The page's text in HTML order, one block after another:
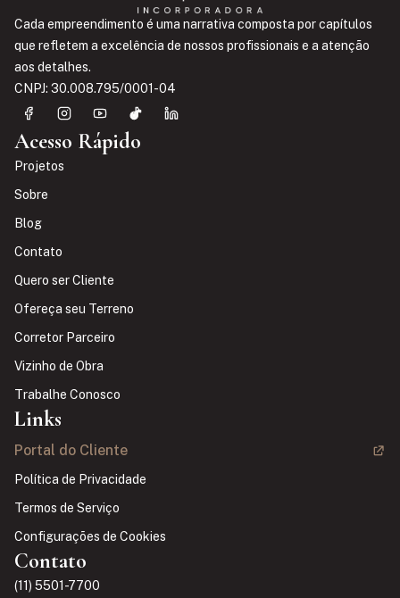
Cada empreendimento é uma narrativa composta por capítulos
que refletem a excelência de nossos profissionais e a atenção
aos detalhes.
CNPJ: 30.008.795/0001-04
Acesso Rápido
Projetos
Sobre
Blog
Contato
Quero ser Cliente
Ofereça seu Terreno
Corretor Parceiro
Vizinho de Obra
Trabalhe Conosco
Links
Portal do Cliente
Política de Privacidade
Termos de Serviço
Configurações de Cookies
Contato
(11) 5501-7700